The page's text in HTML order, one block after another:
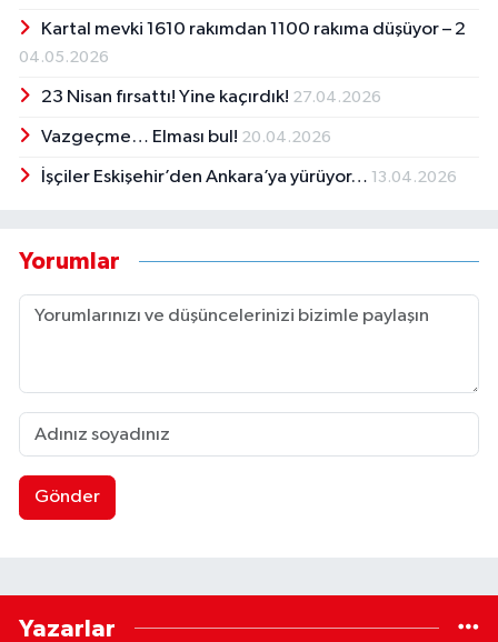
Kartal mevki 1610 rakımdan 1100 rakıma düşüyor – 2
04.05.2026
23 Nisan fırsattı! Yine kaçırdık! 27.04.2026
Vazgeçme… Elması bul! 20.04.2026
İşçiler Eskişehir’den Ankara’ya yürüyor… 13.04.2026
Yorumlar
Gönder
Yazarlar